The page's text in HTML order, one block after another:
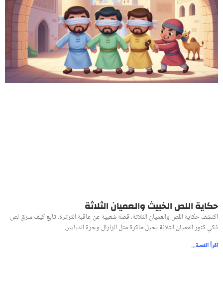
حكاية اللص الخبيث والعميان الثلاثة
اكتشف حكاية اللص والعميان الثلاثة، قصة شعبية عن عاقبة الثرثرة. تابع كيف سرق لص
ذكي كنوز العميان الثلاثة بحيل ماكرة مثل الزلزال وجرة الدبابير.
اقرأ القصة...